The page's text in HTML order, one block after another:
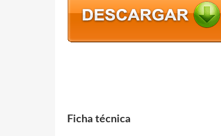
Ficha técnica